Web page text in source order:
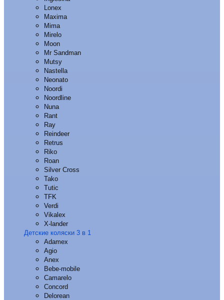
Lonex
Maxima
Mima
Mirelo
Moon
Mr Sandman
Mutsy
Nastella
Neonato
Noordi
Noordline
Nuna
Rant
Ray
Reindeer
Retrus
Riko
Roan
Silver Cross
Tako
Tutic
TFK
Verdi
Vikalex
X-lander
Детские коляски 3 в 1
Adamex
Agio
Anex
Bebe-mobile
Camarelo
Concord
Delorean